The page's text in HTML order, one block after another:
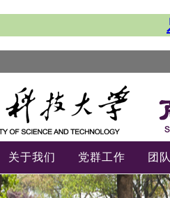
关于我们 党群工作 团